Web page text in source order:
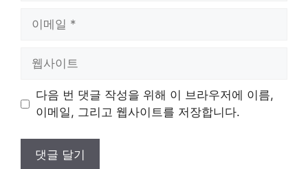
트
다음 번 댓글 작성을 위해 이 브라우저에 이름,
이메일, 그리고 웹사이트를 저장합니다.